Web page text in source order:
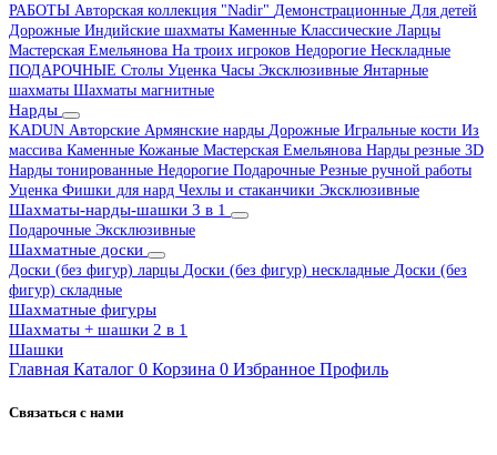
РАБОТЫ Авторская коллекция "Nadir" Демонстрационные Для детей
Дорожные Индийские шахматы Каменные Классические Ларцы
Мастерская Емельянова На троих игроков Недорогие Нескладные
ПОДАРОЧНЫЕ Столы Уценка Часы Эксклюзивные Янтарные
шахматы Шахматы магнитные
Нарды
KADUN Авторские Армянские нарды Дорожные Игральные кости Из
массива Каменные Кожаные Мастерская Емельянова Нарды резные 3D
Нарды тонированные Недорогие Подарочные Резные ручной работы
Уценка Фишки для нард Чехлы и стаканчики Эксклюзивные
Шахматы-нарды-шашки 3 в 1
Подарочные Эксклюзивные
Шахматные доски
Доски (без фигур) ларцы Доски (без фигур) нескладные Доски (без
фигур) складные
Шахматные фигуры
Шахматы + шашки 2 в 1
Шашки
Главная Каталог 0 Корзина 0 Избранное Профиль
Связаться с нами